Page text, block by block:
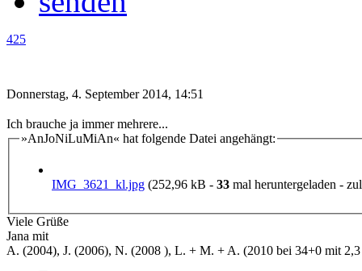
425
Donnerstag, 4. September 2014, 14:51
Ich brauche ja immer mehrere...
»AnJoNiLuMiAn« hat folgende Datei angehängt:
IMG_3621_kl.jpg (252,96 kB - 33 mal heruntergeladen -
Viele Grüße
Jana mit
A. (2004), J. (2006), N. (2008 ), L. + M. + A. (2010 bei 34+0 mit